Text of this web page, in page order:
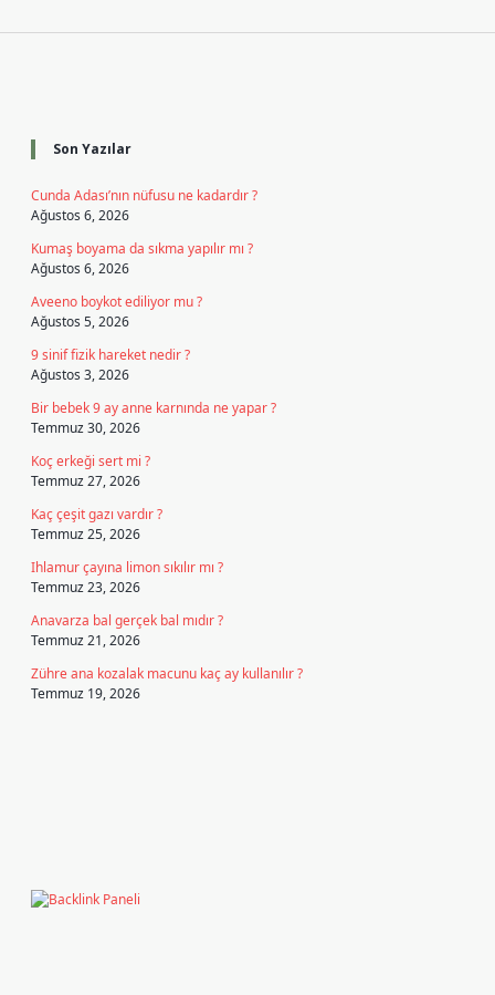
Son Yazılar
Cunda Adası’nın nüfusu ne kadardır ?
Ağustos 6, 2026
Kumaş boyama da sıkma yapılır mı ?
Ağustos 6, 2026
Aveeno boykot ediliyor mu ?
Ağustos 5, 2026
9 sinif fizik hareket nedir ?
Ağustos 3, 2026
Bir bebek 9 ay anne karnında ne yapar ?
Temmuz 30, 2026
Koç erkeği sert mi ?
Temmuz 27, 2026
Kaç çeşit gazı vardır ?
Temmuz 25, 2026
Ihlamur çayına limon sıkılır mı ?
Temmuz 23, 2026
Anavarza bal gerçek bal mıdır ?
Temmuz 21, 2026
Zühre ana kozalak macunu kaç ay kullanılır ?
Temmuz 19, 2026